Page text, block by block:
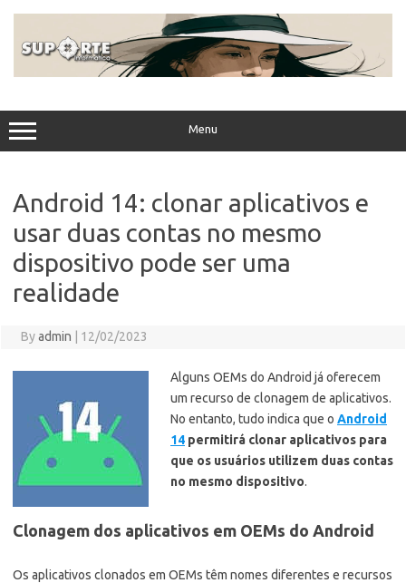
Menu
Android 14: clonar aplicativos e
usar duas contas no mesmo
dispositivo pode ser uma
realidade
Byadmin 12/02/2023
Alguns OEMs do Android já oferecem
um recurso de clonagem de aplicativos.
No entanto, tudo indica que o Android
14 permitirá clonar aplicativos para
que os usuários utilizem duas contas
no mesmo dispositivo.
Clonagem dos aplicativos em OEMs do Android
Os aplicativos clonados em OEMs têm nomes diferentes e recursos